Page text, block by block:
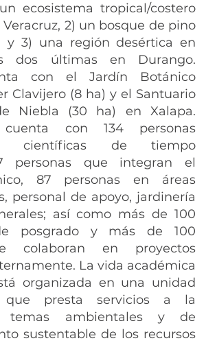
ecosistema tropical/costero
2) un bosque de pino
y 3) una región desértica en
dos últimas en Durango.
con el Jardín Botánico
Clavijero (8 ha) y el Santuario
Niebla (30 ha) en Xalapa.
cuenta con 134 personas
científicas de tiempo
personas que integran el
87 personas en áreas
personal de apoyo, jardinería
así como más de 100
posgrado y más de 100
colaboran en proyectos
La vida académica
organizada en una unidad
que presta servicios a la
temas ambientales y de
sustentable de los recursos